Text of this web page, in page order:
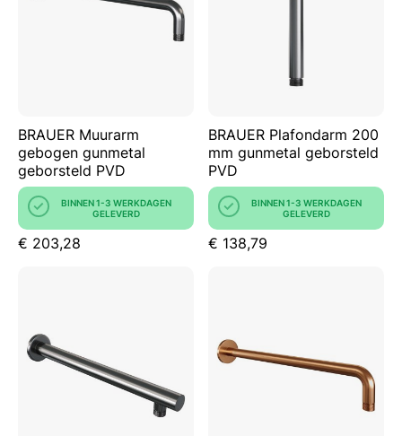
BRAUER Muurarm
gebogen gunmetal
geborsteld PVD
BINNEN 1-3 WERKDAGEN
GELEVERD
€ 203,28
BRAUER Plafondarm 200
mm gunmetal geborsteld
PVD
BINNEN 1-3 WERKDAGEN
GELEVERD
€ 138,79